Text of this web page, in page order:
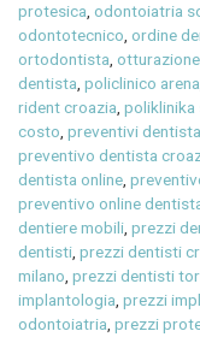
protesica ,odontoiatria
odontotecnico ,ordine
ortodontista ,
dentista ,policlinico arena
rident croazia ,poliklinika
costo ,preventivi dentista
preventivo dentista
dentista online ,
preventivo online
dentiere mobili ,prezzi
dentisti ,prezzi dentisti
milano ,prezzi dentisti
implantologia ,prezzi
odontoiatria ,prezzi